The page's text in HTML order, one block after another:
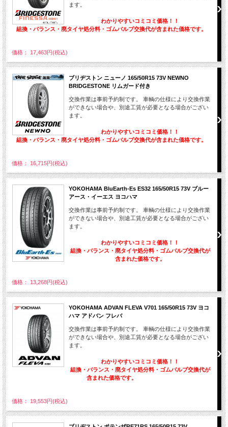
ます。
わかりやすいコミコミ価格！！
組換・バランス・廃タイヤ処分料・ゴムバルブ交換代が含まれた価格です。
価格： 17,463円(税込)
ブリヂストン ニューノ 165/50R15 73V NEWNO
BRIDGESTONE リムガード付き
交換作業は事前予約制です。 車輌の仕様により交換作業
ができない場合や、別途工賃が必要となる場合がござい
ます。
わかりやすいコミコミ価格！！
組換・バランス・廃タイヤ処分料・ゴムバルブ交換代が含まれた価格です。
価格： 16,715円(税込)
YOKOHAMA BluEarth-Es ES32 165/50R15 73V ブルー
アース・イーエス ヨコハマ
交換作業は事前予約制です。 車輌の仕様により交換作業
ができない場合や、別途工賃が必要となる場合がござい
ます。
わかりやすいコミコミ価格！！
組換・バランス・廃タイヤ処分料・ゴムバルブ交換代が
含まれた価格です。
価格： 13,268円(税込)
YOKOHAMA ADVAN FLEVA V701 165/50R15 73V ヨコ
ハマ アドバン フレバ
交換作業は事前予約制です。 車輌の仕様により交換作業
ができない場合や、別途工賃が必要となる場合がござい
ます。
わかりやすいコミコミ価格！！
組換・バランス・廃タイヤ処分料・ゴムバルブ交換代が
含まれた価格です。
価格： 19,553円(税込)